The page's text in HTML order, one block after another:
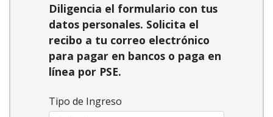
Diligencia el formulario con tus
datos personales. Solicita el
recibo a tu correo electrónico
para pagar en bancos o paga en
línea por PSE.
Tipo de Ingreso